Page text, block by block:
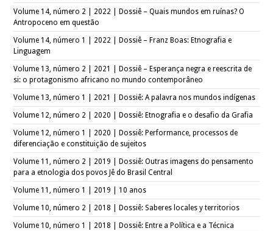
Volume 14, número 2 | 2022 | Dossiê – Quais mundos em ruínas? O
Antropoceno em questão
Volume 14, número 1 | 2022 | Dossiê – Franz Boas: Etnografia e
Linguagem
Volume 13, número 2 | 2021 | Dossiê – Esperança negra e reescrita de
si: o protagonismo africano no mundo contemporâneo
Volume 13, número 1 | 2021 | Dossiê: A palavra nos mundos indígenas
Volume 12, número 2 | 2020 | Dossiê: Etnografia e o desafio da Grafia
Volume 12, número 1 | 2020 | Dossiê: Performance, processos de
diferenciação e constituição de sujeitos
Volume 11, número 2 | 2019 | Dossiê: Outras imagens do pensamento
para a etnologia dos povos Jê do Brasil Central
Volume 11, número 1 | 2019 | 10 anos
Volume 10, número 2 | 2018 | Dossiê: Saberes locales y territorios
Volume 10, número 1 | 2018 | Dossiê: Entre a Política e a Técnica